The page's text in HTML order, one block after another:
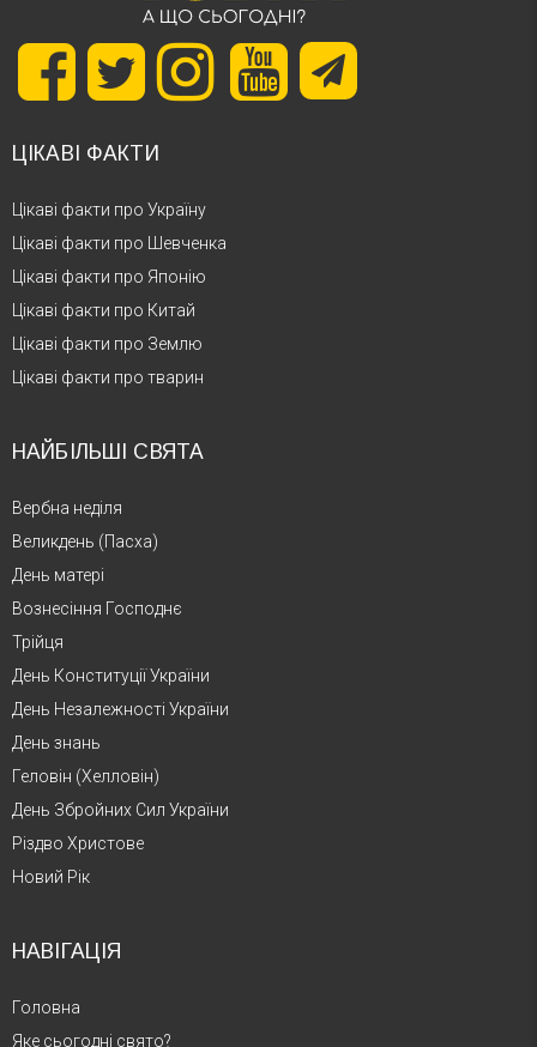
ЦІКАВІ ФАКТИ
Цікаві факти про Україну
Цікаві факти про Шевченка
Цікаві факти про Японію
Цікаві факти про Китай
Цікаві факти про Землю
Цікаві факти про тварин
НАЙБІЛЬШІ СВЯТА
Вербна неділя
Великдень (Пасха)
День матері
Вознесіння Господнє
Трійця
День Конституції України
День Незалежності України
День знань
Геловін (Хелловін)
День Збройних Сил України
Різдво Христове
Новий Рік
НАВІГАЦІЯ
Головна
Яке сьогодні свято?